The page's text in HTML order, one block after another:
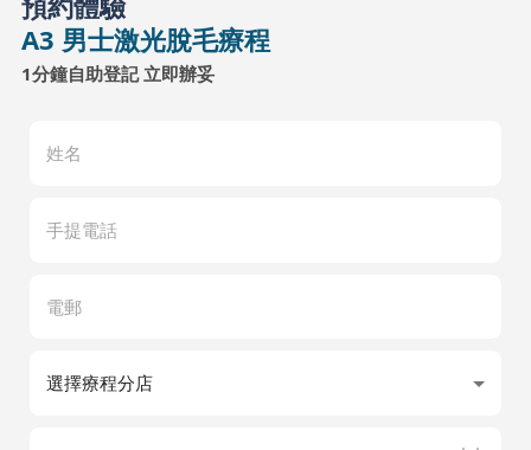
A3 男士激光脫毛療程
1分鐘自助登記 立即辦妥